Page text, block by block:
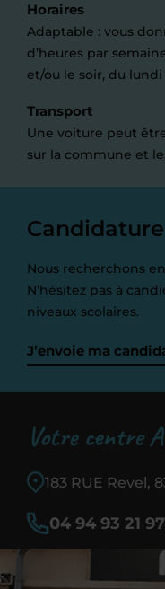
Horaires
Adaptable : vous
d’heures par
et/ou le soir, du lundi
Transport
Une voiture peut
sur la commune et
Nous recherchons
N’hésitez pas à
niveaux scolaires.
J’envoie ma
Votre centre
183 RUE Revel,
04 94 93 21 97